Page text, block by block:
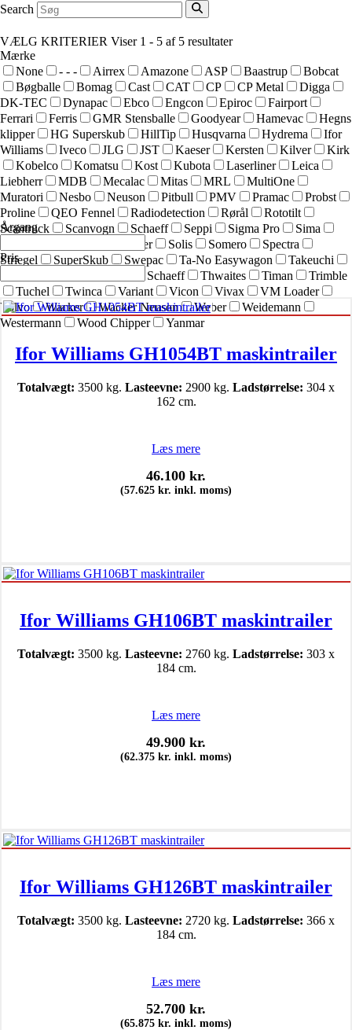
Search
VÆLG KRITERIER Viser 1 - 5 af 5 resultater
Mærke
None
- - - Airrex Amazone ASP Baastrup
Bobcat
Bøgballe
Bomag Cast CAT CP CP Metal
Digga
DK-TEC
Dynapac Ebco Engcon Epiroc
Fairport
Ferrari
Ferris GMR Stensballe Goodyear Hamevac
Hegns
klipper
HG Superskub HillTip Husqvarna Hydrema
Ifor
Williams
Iveco JLG JST Kaeser Kersten Kilver
Kirk
Kobelco
Komatsu Kost Kubota Laserliner
Leica
Liebherr
MDB Mecalac Mitas MRL
MultiOne
Muratori
Nesbo Neuson Pitbull PMV Pramac
Probst
Proline
QEO Fennel Radiodetection Rørål
Rototilt
Scantruck
Scanvogn Schaeff Seppi Sigma Pro
Sima
sneskraber Solis Somero
Spectra
Striegel
SuperSkub Swepac Ta-No Easywagon
Takeuchi
Terex Schaeff Thwaites Timan
Trimble
Tuchel
Twinca Variant Vicon Vivax
VM Loader
Volvo
Wacker Wacker Neuson Weber
Weidemann
Westermann
Wood Chipper Yanmar
Årgang
Pris
Ifor Williams GH1054BT maskintrailer
Totalvægt: 3500 kg. Lasteevne: 2900 kg. Ladstørrelse: 304 x
162 cm.
Læs mere
46.100 kr.
(57.625 kr. inkl. moms)
Ifor Williams GH106BT maskintrailer
Totalvægt: 3500 kg. Lasteevne: 2760 kg. Ladstørrelse: 303 x
184 cm.
Læs mere
49.900 kr.
(62.375 kr. inkl. moms)
Ifor Williams GH126BT maskintrailer
Totalvægt: 3500 kg. Lasteevne: 2720 kg. Ladstørrelse: 366 x
184 cm.
Læs mere
52.700 kr.
(65.875 kr. inkl. moms)